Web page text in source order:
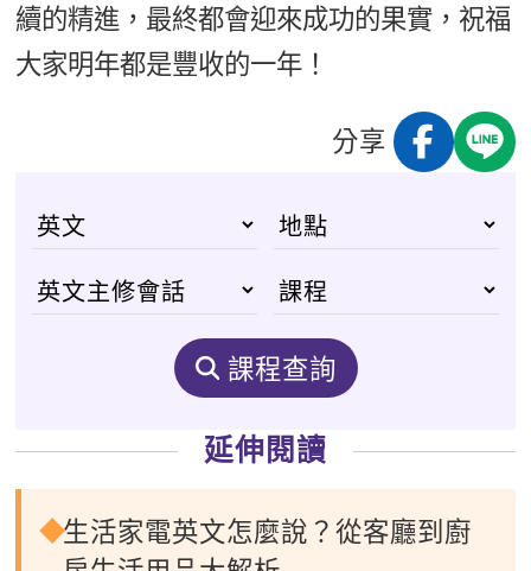
續的精進，最終都會迎來成功的果實，祝福
大家明年都是豐收的一年！
分享
課程查詢
延伸閱讀
生活家電英文怎麼說？從客廳到廚